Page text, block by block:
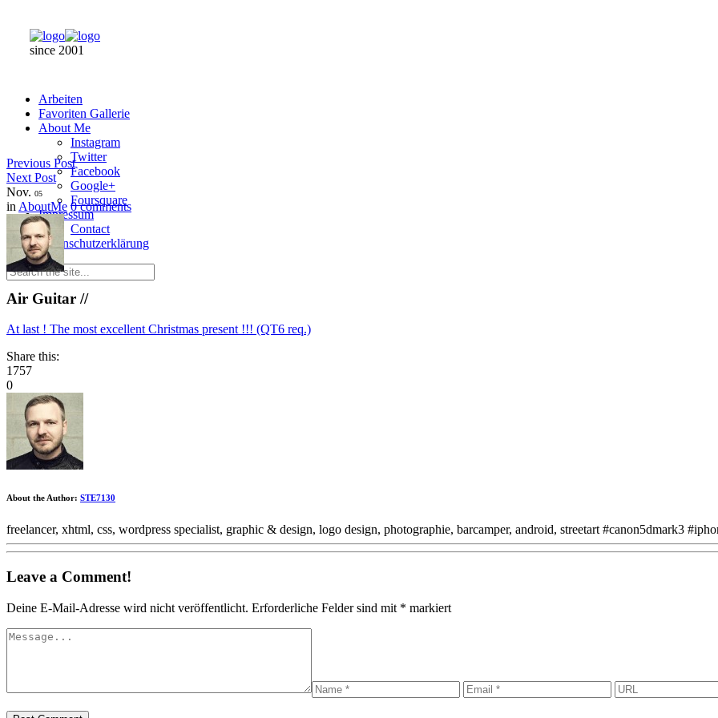
since 2001
Arbeiten
Favoriten Gallerie
About Me
Instagram
Twitter
Facebook
Google+
Foursquare
Impressum
Contact
Datenschutzerklärung
Previous Post
Next Post
Nov. 05
in AboutMe 0 comments
Air Guitar //
At last ! The most excellent Christmas present !!! (QT6 req.)
Share this:
1757
0
About the Author: STE7130
freelancer, xhtml, css, wordpress specialist, graphic & design, logo design, photographie, barcamper, android, streetart #canon5dmark3
Leave a Comment!
Deine E-Mail-Adresse wird nicht veröffentlicht. Erforderliche Felder sind mit * markiert